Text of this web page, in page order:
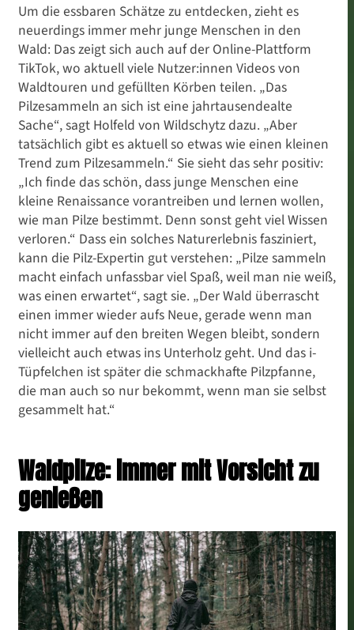
Um die essbaren Schätze zu entdecken, zieht es
neuerdings immer mehr junge Menschen in den
Wald: Das zeigt sich auch auf der Online-Plattform
TikTok, wo aktuell viele Nutzer:innen Videos von
Waldtouren und gefüllten Körben teilen. „Das
Pilzesammeln an sich ist eine jahrtausendealte
Sache“, sagt Holfeld von Wildschytz dazu. „Aber
tatsächlich gibt es aktuell so etwas wie einen kleinen
Trend zum Pilzesammeln.“ Sie sieht das sehr positiv:
„Ich finde das schön, dass junge Menschen eine
kleine Renaissance vorantreiben und lernen wollen,
wie man Pilze bestimmt. Denn sonst geht viel Wissen
verloren.“ Dass ein solches Naturerlebnis fasziniert,
kann die Pilz-Expertin gut verstehen: „Pilze sammeln
macht einfach unfassbar viel Spaß, weil man nie weiß,
was einen erwartet“, sagt sie. „Der Wald überrascht
einen immer wieder aufs Neue, gerade wenn man
nicht immer auf den breiten Wegen bleibt, sondern
vielleicht auch etwas ins Unterholz geht. Und das i-
Tüpfelchen ist später die schmackhafte Pilzpfanne,
die man auch so nur bekommt, wenn man sie selbst
gesammelt hat.“
Waldpilze: immer mit Vorsicht zu
genießen